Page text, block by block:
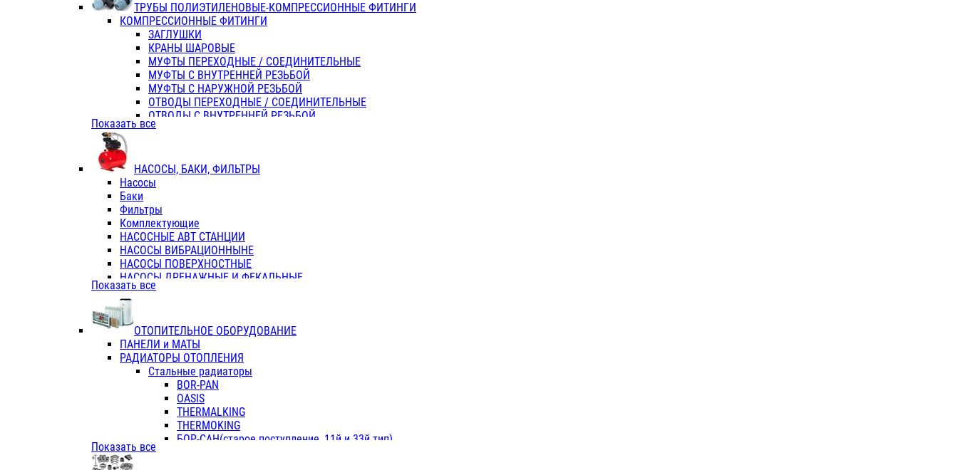
Отвертки
Хоз. инвентарь
ЭЛ. ИНСТРУМЕНТ OASIS
ТРУБЫ ПОЛИЭТИЛЕНОВЫЕ-КОМПРЕССИОННЫЕ ФИТИНГИ
КОМПРЕССИОННЫЕ ФИТИНГИ
ЗАГЛУШКИ
КРАНЫ ШАРОВЫЕ
МУФТЫ ПЕРЕХОДНЫЕ / СОЕДИНИТЕЛЬНЫЕ
МУФТЫ С ВНУТРЕННЕЙ РЕЗЬБОЙ
МУФТЫ С НАРУЖНОЙ РЕЗЬБОЙ
ОТВОДЫ ПЕРЕХОДНЫЕ / СОЕДИНИТЕЛЬНЫЕ
ОТВОДЫ С ВНУТРЕННЕЙ РЕЗЬБОЙ
ОТВОДЫ С НАРУЖНОЙ РЕЗЬБОЙ
ТРОЙНИКИ ПЕРЕХОДНЫЕ / СОЕДИНИТЕЛЬНЫЕ
ТРОЙНИКИ С ВНУТРЕННЕЙ РЕЗЬБОЙ
КОЛЬЦА РЕЗИНОВЫЕ
ТРУБЫ НАПОРНЫЕ
ТРУБЫ ГОФРИРОВАННЫЕ ДВУХСЛ.
ТРУБЫ ПОЛИЭТИЛЕНОВЫЕ
Показать все
НАСОСЫ, БАКИ, ФИЛЬТРЫ
Насосы
Баки
Фильтры
Комплектующие
НАСОСНЫЕ АВТ СТАНЦИИ
НАСОСЫ ВИБРАЦИОННЫНЕ
НАСОСЫ ПОВЕРХНОСТНЫЕ
НАСОСЫ ДРЕНАЖНЫЕ И ФЕКАЛЬНЫЕ
НАСОСЫ ПОВЫСИТ и ЦИРКУЛЯЦИОННЫЕ
НАСОСЫ СКВАЖИННЫЕ
Показать все
ОТОПИТЕЛЬНОЕ ОБОРУДОВАНИЕ
ПАНЕЛИ и МАТЫ
РАДИАТОРЫ ОТОПЛЕНИЯ
Стальные радиаторы
BOR-PAN
OASIS
THERMALKING
THERMOKING
БОР-САН(старое поступление, 11й и 33й тип)
Показать все